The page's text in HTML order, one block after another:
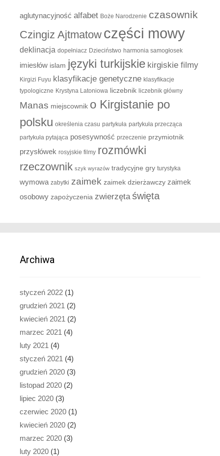
aglutynacyjność alfabet Boże Narodzenie czasownik
Czingiz Ajtmatow części mowy
deklinacja dopełniacz Dzieciństwo harmonia samogłosek
imiesłów islam języki turkijskie kirgiskie filmy
Kirgizi Fuyu klasyfikacje genetyczne klasyfikacje
typologiczne Krystyna Latoniowa liczebnik liczebnik główny
Manas miejscownik o Kirgistanie po
polsku określenia czasu partykuła partykuła przecząca
partykuła pytająca posesywność przeczenie przymiotnik
przysłówek rosyjskie filmy rozmówki
rzeczownik szyk wyrazów tradycyjne gry turystyka
wymowa zabytki zaimek zaimek dzierżawczy zaimek
osobowy zapożyczenia zwierzęta święta
Archiwa
styczeń 2022 (1)
grudzień 2021 (2)
kwiecień 2021 (2)
marzec 2021 (4)
luty 2021 (4)
styczeń 2021 (4)
grudzień 2020 (3)
listopad 2020 (2)
lipiec 2020 (3)
czerwiec 2020 (1)
kwiecień 2020 (2)
marzec 2020 (3)
luty 2020 (1)